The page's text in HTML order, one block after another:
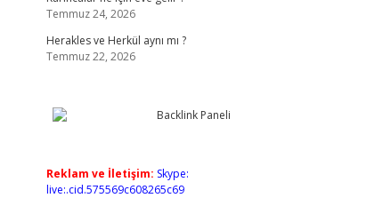
Temmuz 24, 2026
Herakles ve Herkül aynı mı ?
Temmuz 22, 2026
Reklam ve İletişim: Skype:
live:.cid.575569c608265c69